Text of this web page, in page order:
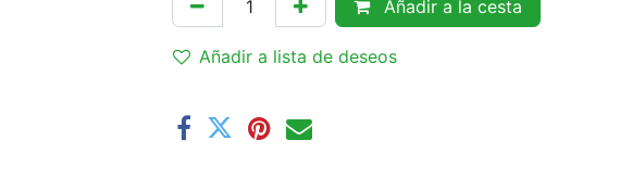
Añadir a la cesta
Añadir a lista de deseos